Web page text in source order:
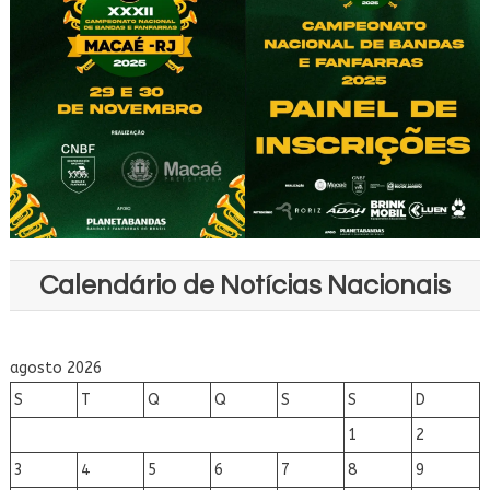
Calendário de Notícias Nacionais
agosto 2026
S
T Q Q S S
D
1
2
3
4 5 6 7 8 9